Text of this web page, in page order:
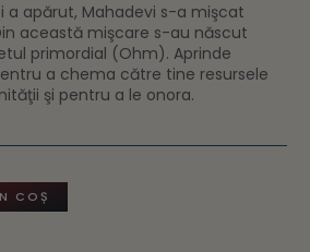
a apărut, Mahadevi s-a mişcat
această mişcare s-au născut
primordial (Ohm). Aprinde
a chema către tine resursele
şi pentru a le onora.
COȘ